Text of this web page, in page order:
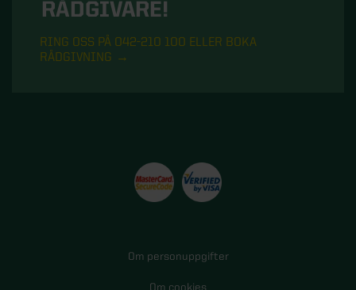
RÅDGIVARE!
RING OSS PÅ 042-210 100 ELLER BOKA
RÅDGIVNING
Om personuppgifter
Om cookies